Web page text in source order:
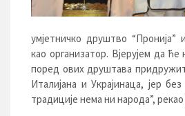
умјетничко друштво “Пронија”
као организатор. Вјерујем да
поред ових друштава
Италијана и Украјинаца, јер
традиције нема ни народа”,